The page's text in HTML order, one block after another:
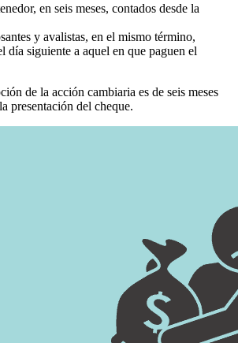
en seis meses, contados desde la
y avalistas, en el mismo término,
día siguiente a aquel en que paguen el
de la acción cambiaria es de seis meses
presentación del cheque.